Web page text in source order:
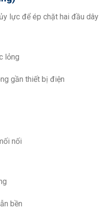
lực để ép chặt hai đầu dây
lỏng
gần thiết bị điện
nối
bền